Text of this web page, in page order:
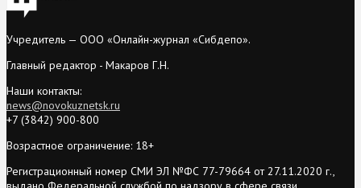
Учредитель — ООО «Онлайн-журнал «Сибдепо».
Главный редактор - Макаров Г.Н.
Наши контакты:
news@novokuznetsk.ru
+7 (3842) 900-800
Возрастное ограничение: 18+
Регистрационный номер СМИ ЭЛ №ФС 77-79664 от 27.11.2020 г.,